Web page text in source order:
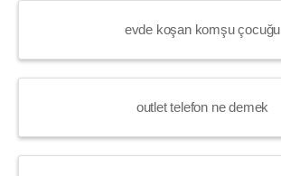
evde koşan komşu çocuğu
outlet telefon ne demek